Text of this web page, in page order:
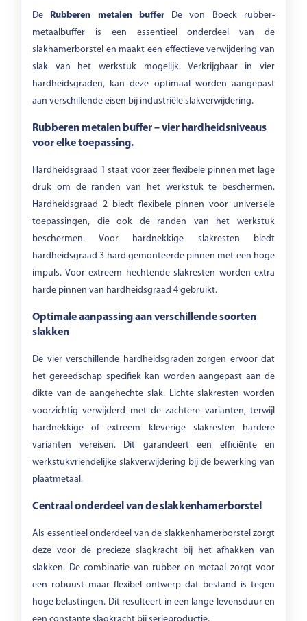
De Rubberen metalen bufferDe von Boeck rubber-
metaalbuffer is een essentieel onderdeel van de
slakhamerborstel en maakt een effectieve verwijdering van
slak van het werkstuk mogelijk. Verkrijgbaar in vier
hardheidsgraden, kan deze optimaal worden aangepast
aan verschillende eisen bij industriële slakverwijdering.
Rubberen metalen buffer – vier hardheidsniveaus
voor elke toepassing.
Hardheidsgraad 1 staat voor zeer flexibele pinnen met lage
druk om de randen van het werkstuk te beschermen.
Hardheidsgraad 2 biedt flexibele pinnen voor universele
toepassingen, die ook de randen van het werkstuk
beschermen. Voor hardnekkige slakresten biedt
hardheidsgraad 3 hard gemonteerde pinnen met een hoge
impuls. Voor extreem hechtende slakresten worden extra
harde pinnen van hardheidsgraad 4 gebruikt.
Optimale aanpassing aan verschillende soorten
slakken
De vier verschillende hardheidsgraden zorgen ervoor dat
het gereedschap specifiek kan worden aangepast aan de
dikte van de aangehechte slak. Lichte slakresten worden
voorzichtig verwijderd met de zachtere varianten, terwijl
hardnekkige of extreem kleverige slakresten hardere
varianten vereisen. Dit garandeert een efficiënte en
werkstukvriendelijke slakverwijdering bij de bewerking van
plaatmetaal.
Centraal onderdeel van de slakkenhamerborstel
Als essentieel onderdeel van de slakkenhamerborstel zorgt
deze voor de precieze slagkracht bij het afhakken van
slakken. De combinatie van rubber en metaal zorgt voor
een robuust maar flexibel ontwerp dat bestand is tegen
hoge belastingen. Dit resulteert in een lange levensduur en